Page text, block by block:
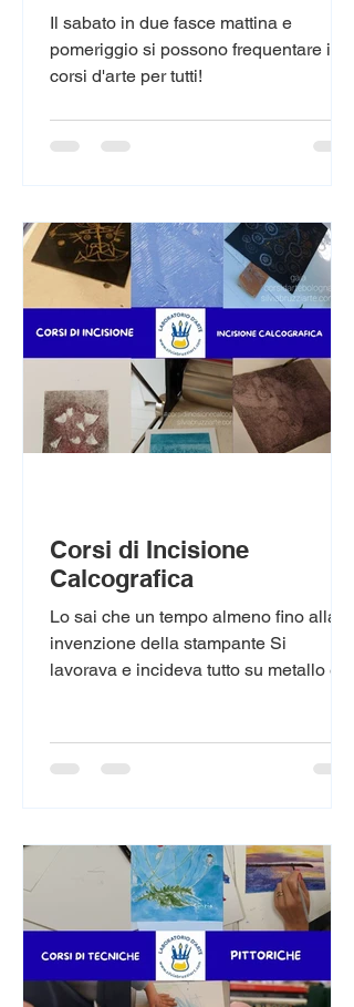
Il sabato in due fasce mattina e
pomeriggio si possono frequentare i
corsi d'arte per tutti!
Corsi di Incisione
Calcografica
Lo sai che un tempo almeno fino alla
invenzione della stampante Si
lavorava e incideva tutto su metallo e
torchio calcografico.